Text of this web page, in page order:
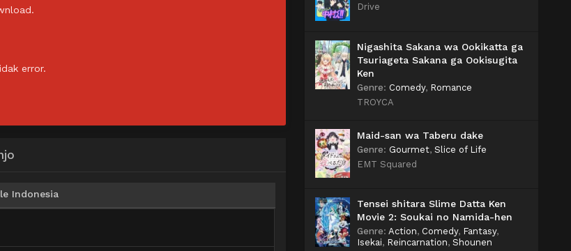
error.
Indonesia
Drive
Nigashita Sakana wa Ookikatta ga
Tsuriageta Sakana ga Ookisugita
Ken
Genre: Comedy, Romance
TROYCA
Maid-san wa Taberu dake
Genre: Gourmet, Slice of Life
EMT Squared
Tensei shitara Slime Datta Ken
Movie 2: Soukai no Namida-hen
Genre: Action, Comedy, Fantasy,
Isekai, Reincarnation, Shounen